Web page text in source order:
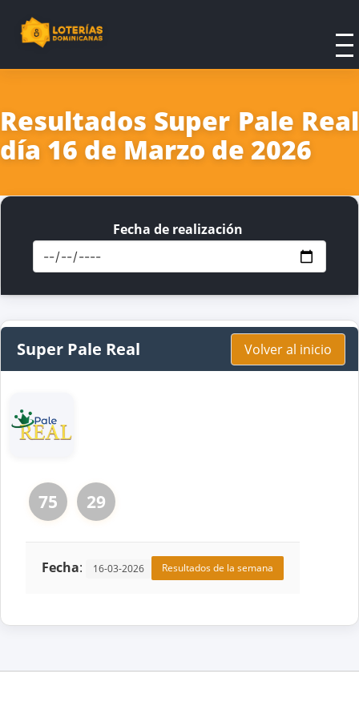
Resultados Super Pale Real
día 16 de Marzo de 2026
Fecha de realización
Super Pale Real Volver al inicio
75 29
Fecha: 16-03-2026 Resultados de la semana